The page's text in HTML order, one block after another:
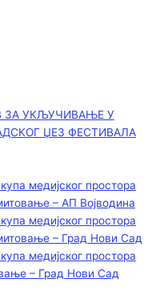
ЗА УКЉУЧИВАЊЕ У
ЏЕЗ ФЕСТИВАЛА
медијског простора
– АП Војводинa
медијског простора
– Град Нови Сад
медијског простора
– Град Нови Сад